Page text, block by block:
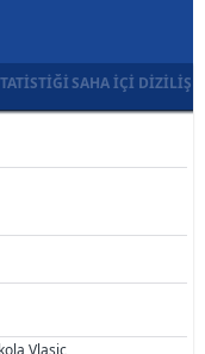
SAHA İÇI DIZILIŞ
Vlasic